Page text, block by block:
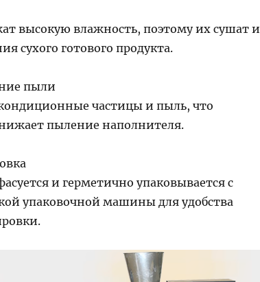
высокую влажность, поэтому их сушат и
сухого готового продукта.
пыли
частицы и пыль, что
пыление наполнителя.
и герметично упаковывается с
упаковочной машины для удобства